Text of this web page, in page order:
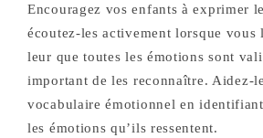
Encouragez vos enfants à exprimer
écoutez-les activement lorsque vous
leur que toutes les émotions sont
important de les reconnaître. Aidez-
vocabulaire émotionnel en
les émotions qu’ils ressentent.